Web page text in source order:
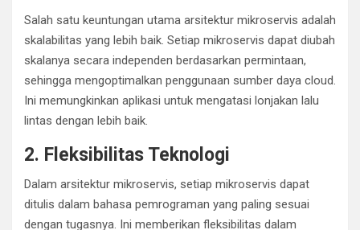
Salah satu keuntungan utama arsitektur mikroservis adalah
skalabilitas yang lebih baik. Setiap mikroservis dapat diubah
skalanya secara independen berdasarkan permintaan,
sehingga mengoptimalkan penggunaan sumber daya cloud.
Ini memungkinkan aplikasi untuk mengatasi lonjakan lalu
lintas dengan lebih baik.
2. Fleksibilitas Teknologi
Dalam arsitektur mikroservis, setiap mikroservis dapat
ditulis dalam bahasa pemrograman yang paling sesuai
dengan tugasnya. Ini memberikan fleksibilitas dalam